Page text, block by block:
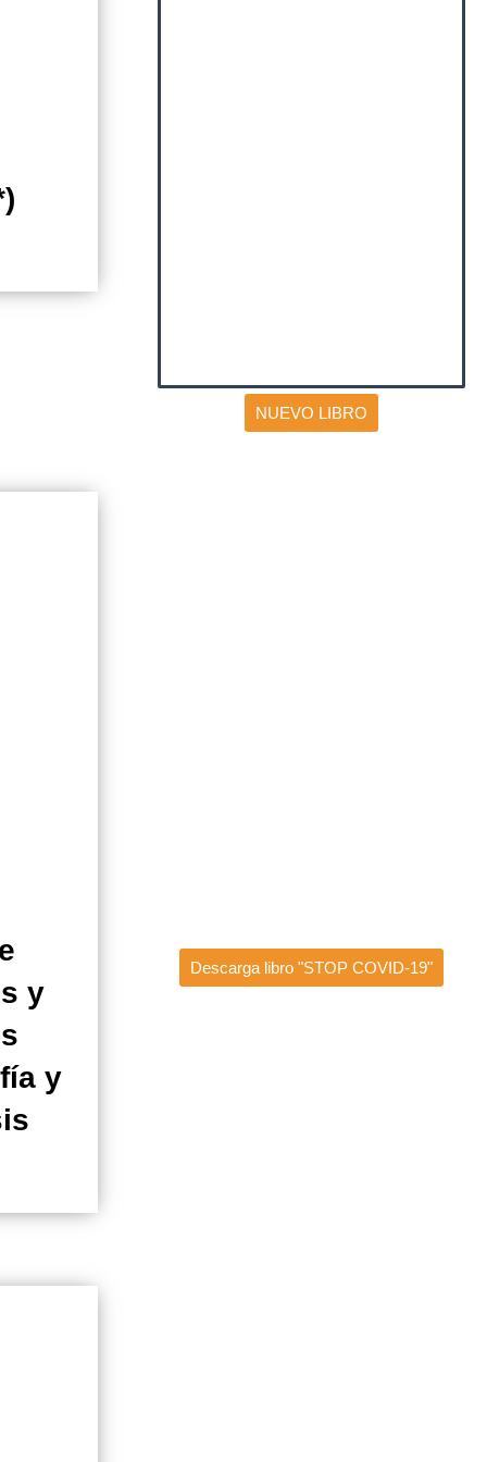
y
y
NUEVO LIBRO
Descarga libro "STOP COVID-19"